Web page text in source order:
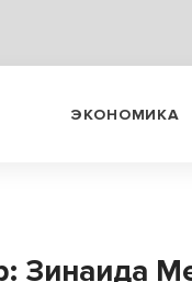
ЭКОНОМИКА
Зинаида